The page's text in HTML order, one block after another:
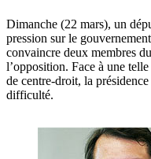
Dimanche (22 mars), un
pression sur le
convaincre deux membres
l’opposition. Face à une
de centre-droit, la
difficulté.